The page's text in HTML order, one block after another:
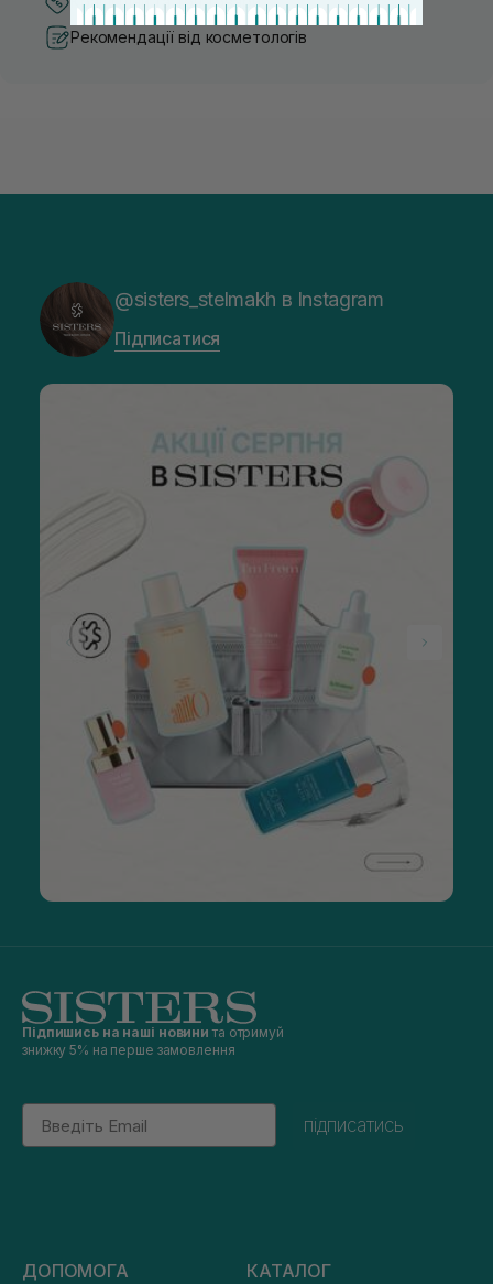
Рекомендації від косметологів
@sisters_stelmakh в Instagram
Підписатися
Підпишись на наші новини та отримуй
знижку 5% на перше замовлення
Email
підписатись
ДОПОМОГА КАТАЛОГ